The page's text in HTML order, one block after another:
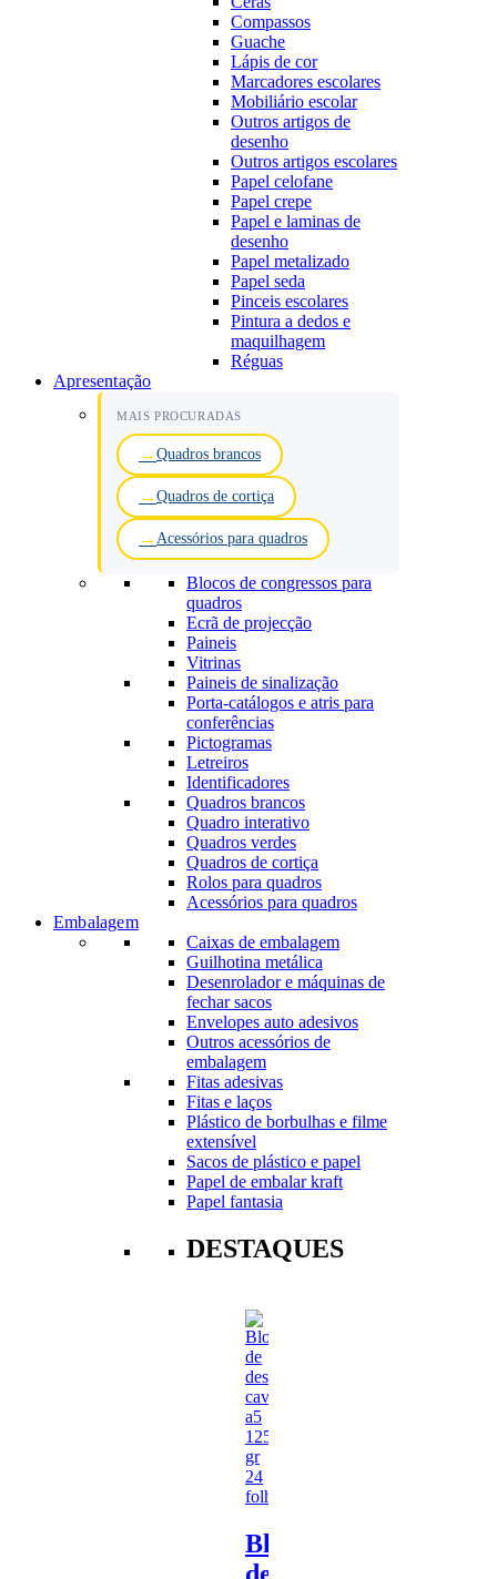
Compassos
Guache
Lápis de cor
Marcadores escolares
Mobiliário escolar
Outros artigos de
desenho
Outros artigos escolares
Papel celofane
Papel crepe
Papel e laminas de
desenho
Papel metalizado
Papel seda
Pinceis escolares
Pintura a dedos e
maquilhagem
Réguas
Apresentação
MAIS PROCURADAS
Quadros brancos
Quadros de cortiça
Acessórios para quadros
Blocos de congressos para
quadros
Ecrã de projecção
Paineis
Vitrinas
Paineis de sinalização
Porta-catálogos e atris para
conferências
Pictogramas
Letreiros
Identificadores
Quadros brancos
Quadro interativo
Quadros verdes
Quadros de cortiça
Rolos para quadros
Acessórios para quadros
Embalagem
Caixas de embalagem
Guilhotina metálica
Desenrolador e máquinas de
fechar sacos
Envelopes auto adesivos
Outros acessórios de
embalagem
Fitas adesivas
Fitas e laços
Plástico de borbulhas e filme
extensível
Sacos de plástico e papel
Papel de embalar kraft
Papel fantasia
DESTAQUES
Bloco
de